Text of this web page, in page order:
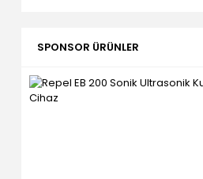
SPONSOR ÜRÜNLER